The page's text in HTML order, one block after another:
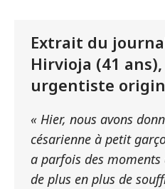
Extrait du
Hirvioja (41
urgentiste
« Hier, nous avons
césarienne à petit
a parfois des
de plus en plus de